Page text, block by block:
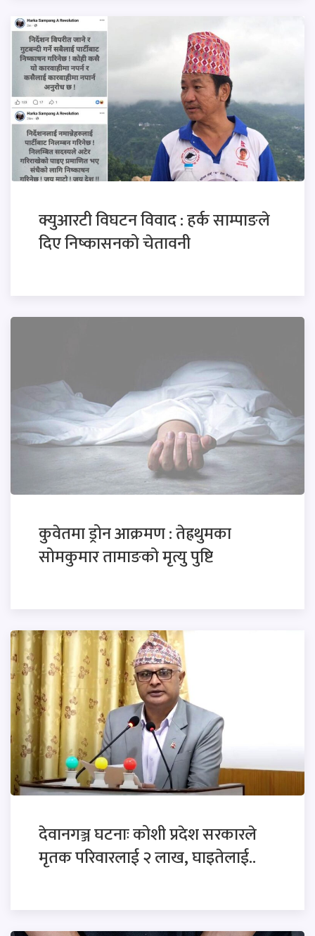
क्युआरटी विघटन विवाद : हर्क साम्पाङले
दिए निष्कासनको चेतावनी
कुवेतमा ड्रोन आक्रमण : तेह्रथुमका
सोमकुमार तामाङको मृत्यु पुष्टि
देवानगञ्ज घटनाः कोशी प्रदेश सरकारले
मृतक परिवारलाई २ लाख, घाइतेलाई..